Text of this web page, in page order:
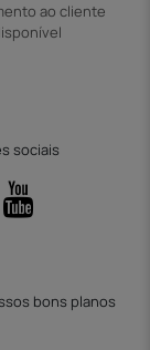
ao cliente
sociais
bons planos